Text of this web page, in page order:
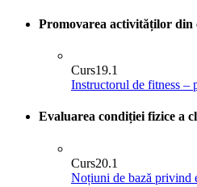
Promovarea activităților din
Curs19.1
Instructorul de fitness –
Evaluarea condiției fizice a
Curs20.1
Noțiuni de bază privind